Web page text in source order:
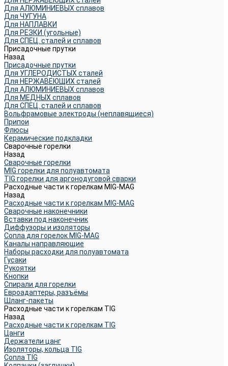
Для АЛЮМИНИЕВЫХ сплавов
Для ЧУГУНА
Для НАПЛАВКИ
Для РЕЗКИ (угольные)
Для СПЕЦ. сталей и сплавов
Присадочные прутки
Назад
Присадочные прутки
Для УГЛЕРОДИСТЫХ сталей
Для НЕРЖАВЕЮЩИХ сталей
Для АЛЮМИНИЕВЫХ сплавов
Для МЕДНЫХ сплавов
Для СПЕЦ. сталей и сплавов
Вольфрамовые электроды (неплавящиеся)
Припои
Флюсы
Керамические подкладки
Сварочные горелки
Назад
Сварочные горелки
MIG горелки для полуавтомата
TIG горелки для аргонодуговой сварки
Расходные части к горелкам MIG-MAG
Назад
Расходные части к горелкам MIG-MAG
Сварочные наконечники
Вставки под наконечник
Диффузоры и изоляторы
Сопла для горелок MIG-MAG
Каналы направляющие
Наборы расходки для полуавтомата
Гусаки
Рукоятки
Кнопки
Спирали для горелки
Евроадаптеры, разъёмы
Шланг-пакеты
Расходные части к горелкам TIG
Назад
Расходные части к горелкам TIG
Цанги
Держатели цанг
Изоляторы, кольца TIG
Сопла TIG